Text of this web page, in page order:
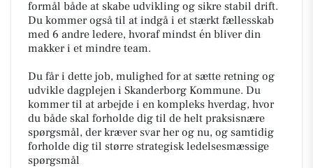
formål både at skabe udvikling og sikre stabil drift.
Du kommer også til at indgå i et stærkt fællesskab
med 6 andre ledere, hvoraf mindst én bliver din
makker i et mindre team.
Du får i dette job, mulighed for at sætte retning og
udvikle dagplejen i Skanderborg Kommune. Du
kommer til at arbejde i en kompleks hverdag, hvor
du både skal forholde dig til de helt praksisnære
spørgsmål, der kræver svar her og nu, og samtidig
forholde dig til større strategisk ledelsesmæssige
spørgsmål